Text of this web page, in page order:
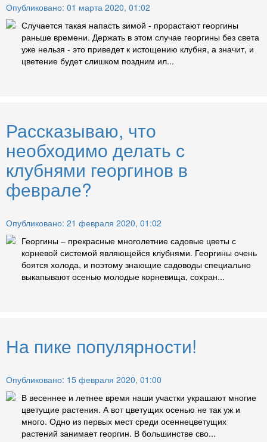
Опубликовано: 01 марта 2020, 01:02
Случается такая напасть зимой - прорастают георгины
раньше времени. Держать в этом случае георгины без света
уже нельзя - это приведет к истощению клубня, а значит, и
цветение будет слишком поздним ил...
Рассказываю, что
необходимо делать с
клубнями георгинов в
феврале?
Опубликовано: 21 февраля 2020, 01:02
Георгины – прекрасные многолетние садовые цветы с
корневой системой являющейся клубнями. Георгины очень
боятся холода, и поэтому знающие садоводы специально
выкапывают осенью молодые корневища, сохран...
На пике популярности!
Опубликовано: 15 февраля 2020, 01:00
В весеннее и летнее время наши участки украшают многие
цветущие растения. А вот цветущих осенью не так уж и
много. Одно из первых мест среди осеннецветущих
растений занимает георгин. В большинстве сво...